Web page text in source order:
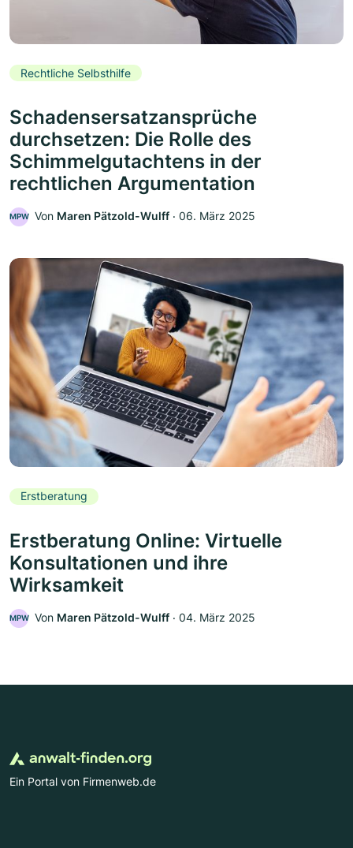
Rechtliche Selbsthilfe
Schadensersatzansprüche
durchsetzen: Die Rolle des
Schimmelgutachtens in der
rechtlichen Argumentation
MPW Von Maren Pätzold-Wulff ‧ 06. März 2025
Erstberatung
Erstberatung Online: Virtuelle
Konsultationen und ihre
Wirksamkeit
MPW Von Maren Pätzold-Wulff ‧ 04. März 2025
Ein Portal von Firmenweb.de